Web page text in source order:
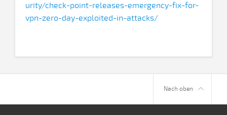
urity/check-point-releases-emergency-fix-for-
vpn-zero-day-exploited-in-attacks/
Nach oben